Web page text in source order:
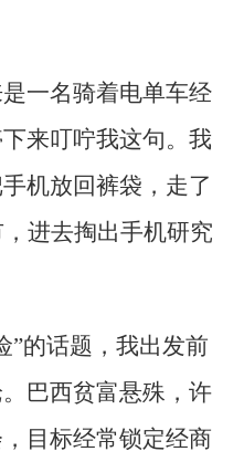
一名骑着电单车经
来叮咛我这句。我
机放回裤袋，走了
进去掏出手机研究
”的话题，我出发前
巴西贫富悬殊，许
目标经常锁定经商